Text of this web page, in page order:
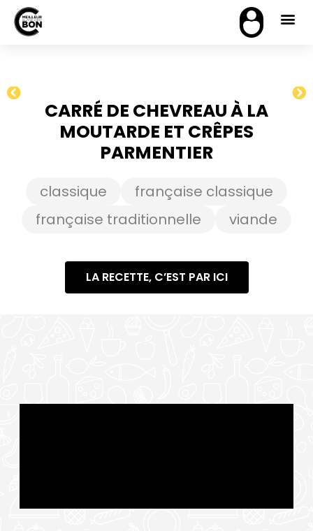
CARRÉ DE CHEVREAU À LA
MOUTARDE ET CRÊPES
PARMENTIER
classique
française classique
française traditionnelle
viande
LA RECETTE, C’EST PAR ICI